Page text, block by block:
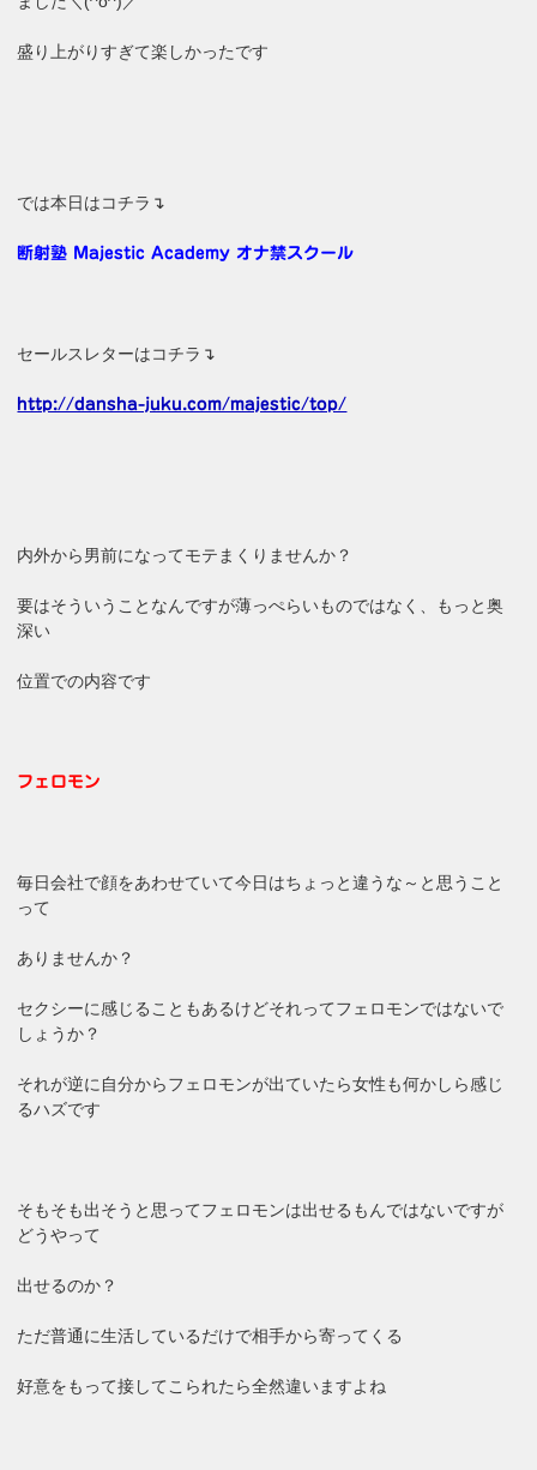
盛り上がりすぎて楽しかったです
では本日はコチラ↴
断射塾 Majestic Academy オナ禁スクール
セールスレターはコチラ↴
http://dansha-juku.com/majestic/top/
内外から男前になってモテまくりませんか？
要はそういうことなんですが薄っぺらいものではなく、もっと奥
深い
位置での内容です
フェロモン
毎日会社で顔をあわせていて今日はちょっと違うな～と思うこと
って
ありませんか？
セクシーに感じることもあるけどそれってフェロモンではないで
しょうか？
それが逆に自分からフェロモンが出ていたら女性も何かしら感じ
るハズです
そもそも出そうと思ってフェロモンは出せるもんではないですが
どうやって
出せるのか？
ただ普通に生活しているだけで相手から寄ってくる
好意をもって接してこられたら全然違いますよね